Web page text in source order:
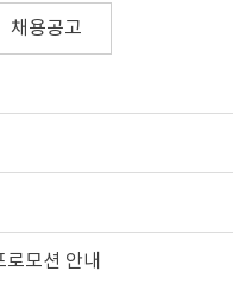
채용공고
모션 안내